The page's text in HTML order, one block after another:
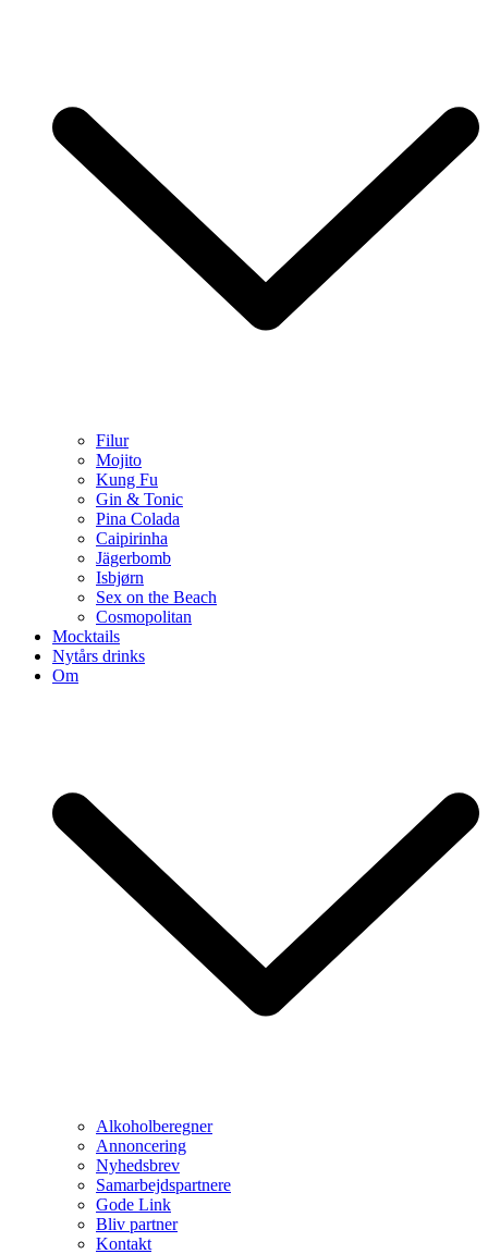
Filur
Mojito
Kung Fu
Gin & Tonic
Pina Colada
Caipirinha
Jägerbomb
Isbjørn
Sex on the Beach
Cosmopolitan
Mocktails
Nytårs drinks
Om
Alkoholberegner
Annoncering
Nyhedsbrev
Samarbejdspartnere
Gode Link
Bliv partner
Kontakt